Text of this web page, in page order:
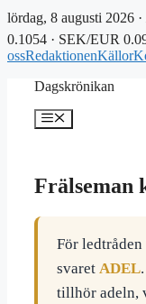
lördag, 8 augusti 2026 ·
0.1054 · SEK/EUR
ossRedaktionenKällor
Dagskrönikan
Meny
Frälseman
För ledtråden
svaret ADEL
tillhör adeln,